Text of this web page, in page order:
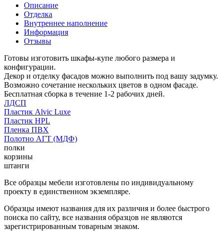
Описание
Отделка
Внутреннее наполнение
Информация
Отзывы
Готовы изготовить шкафы-купе любого размера и
конфигурации.
Декор и отделку фасадов можно выполнить под вашу задумку.
Возможно сочетание нескольких цветов в одном фасаде.
Бесплатная сборка в течение 1-2 рабочих дней.
ЛДСП
Пластик Alvic Luxe
Пластик HPL
Пленка ПВХ
Полотно АГТ (МДФ)
полки
корзины
штанги
Все образцы мебели изготовлены по индивидуальному
проекту в единственном экземпляре.
Образцы имеют названия для их различия и более быстрого
поиска по сайту, все названия образцов не являются
зарегистрированным товарным знаком.